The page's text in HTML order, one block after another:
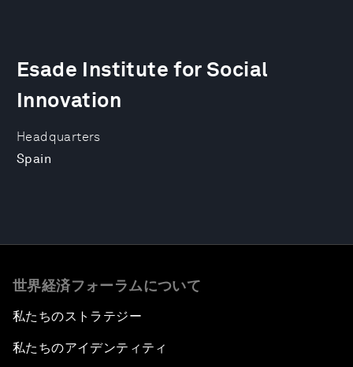
Headquarters
Spain
Esade Institute for Social
Innovation
世界経済フォーラムについて
私たちのストラテジー
私たちのアイデンティティ